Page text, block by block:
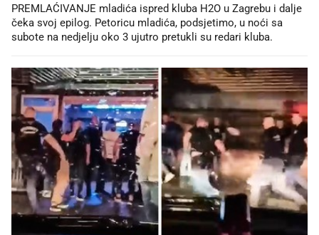
PREMLAĆIVANJE mladića ispred kluba H2O u Zagrebu i dalje
čeka svoj epilog. Petoricu mladića, podsjetimo, u noći sa
subote na nedjelju oko 3 ujutro pretukli su redari kluba.